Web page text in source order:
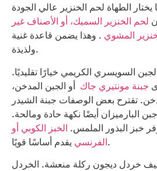
يختار الطهاة لحم الخنزير عالي الجودة
لحم الخنزير السميك، أو الأصناف غير
المشوي . وهذا يضمن قاعدة غنية
ولذيذة.
السويسري الكريمي خيارًا تقليديًا.
جبنة مونتيري جاك أو الجبن المدخن،
تقترح بعض الوصفات جبنة الشيدر
البارميزان أيضًا نكهة حادة ومالحة.
خبز البذور الملمس. الخبز الكوبي أو
الفرنسييقدم أساسًا قويًا.
خردل ديجون ركلة منعشة. الخردل